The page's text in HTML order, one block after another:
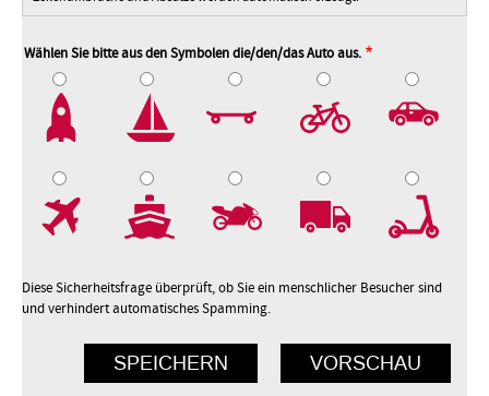
Wählen Sie bitte aus den Symbolen die/den/das Auto aus.
Diese Sicherheitsfrage überprüft, ob Sie ein menschlicher Besucher sind
und verhindert automatisches Spamming.